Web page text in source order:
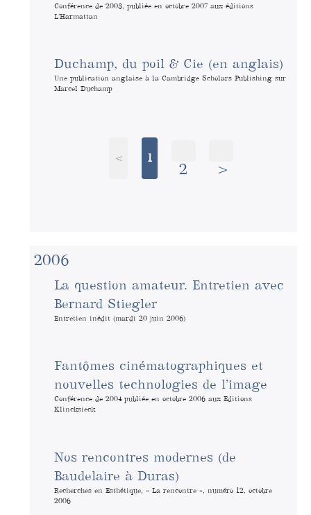
Conférence de 2003, publiée en octobre 2007 aux éditions
L’Harmattan
Duchamp, du poil & Cie (en anglais)
Une publication anglaise à la Cambridge Scholars Publishing sur
Marcel Duchamp
< 1
2 >
2006
La question amateur. Entretien avec
Bernard Stiegler
Entretien inédit (mardi 20 juin 2006)
Fantômes cinématographiques et
nouvelles technologies de l’image
Conférence de 2004 publiée en octobre 2006 aux Editions
Klincksieck
Nos rencontres modernes (de
Baudelaire à Duras)
Recherches en Esthétique, « La rencontre », numéro 12, octobre
2006